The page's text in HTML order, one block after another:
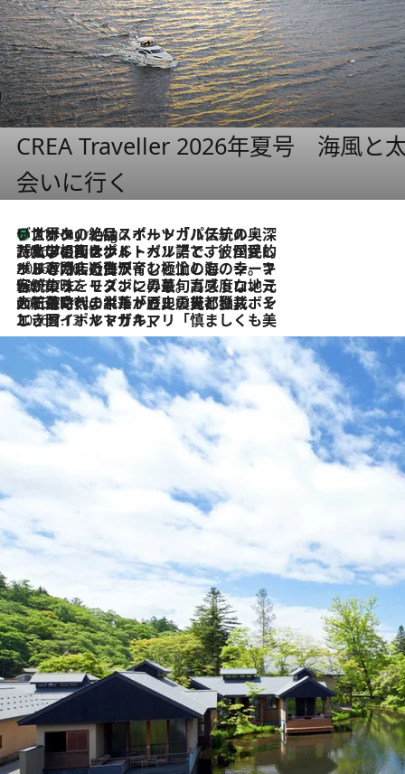
CREA Traveller 2026年夏号 海風と
会いに行く
11 Hours Ago
リスボンの絶品スイーツ「パステル・デ・ナタ」とは？ポルトガル伝統の奥深い世界へ
2026.7.27
「私の祖国はポルトガル語です」国民的詩人フェルナンド・ペソアと、彼が愛した文学の街を歩く
2026.7.26
ポルトガル近海が育む極上の海の幸。キリリと冷えた白ワインと愉しむ、シーフード専門店の贅沢
2026.7.22
伝統の味をモダンに昇華。高感度な地元客が集う、リスボンの最旬ガストロノミー
2026.7.21
大航海時代の栄華から、震災、独裁、そして革命へ。ポルトガル・首都リスボンの石畳に刻まれた「歴史の光と影」
2026.7.13
エッセイ・ヤマザキマリ「慎ましくも美しき国 ポルトガル」